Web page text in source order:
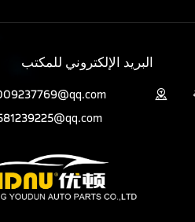
البريد الإلكتروني للمكتب
